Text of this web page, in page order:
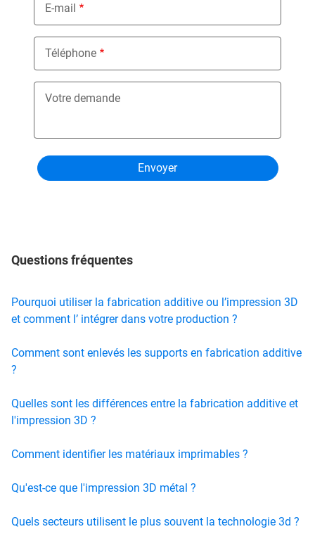
E-mail
Téléphone
Votre demande
Questions fréquentes
Pourquoi utiliser la fabrication additive ou l’impression 3D
et comment l’ intégrer dans votre production ?
Comment sont enlevés les supports en fabrication additive
?
Quelles sont les différences entre la fabrication additive et
l'impression 3D ?
Comment identifier les matériaux imprimables ?
Qu'est-ce que l'impression 3D métal ?
Quels secteurs utilisent le plus souvent la technologie 3d ?